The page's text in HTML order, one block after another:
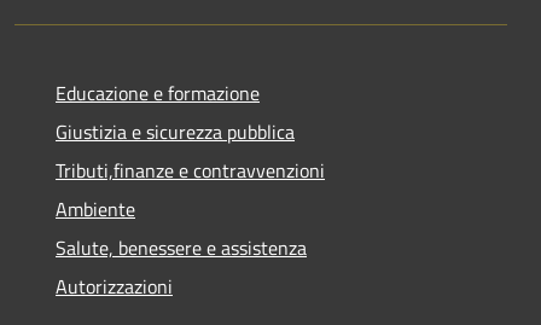
Educazione e formazione
Giustizia e sicurezza pubblica
Tributi,finanze e contravvenzioni
Ambiente
Salute, benessere e assistenza
Autorizzazioni